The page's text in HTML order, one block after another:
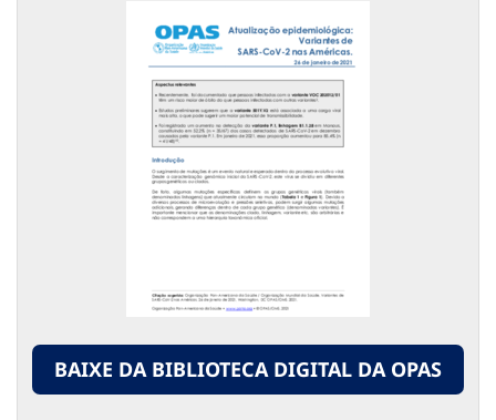
BAIXE DA BIBLIOTECA DIGITAL DA OPAS